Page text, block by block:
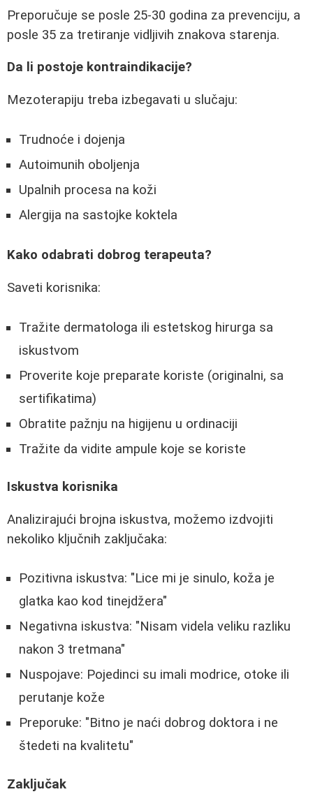
Preporučuje se posle 25-30 godina za prevenciju, a
posle 35 za tretiranje vidljivih znakova starenja.
Da li postoje kontraindikacije?
Mezoterapiju treba izbegavati u slučaju:
Trudnoće i dojenja
Autoimunih oboljenja
Upalnih procesa na koži
Alergija na sastojke koktela
Kako odabrati dobrog terapeuta?
Saveti korisnika:
Tražite dermatologa ili estetskog hirurga sa
iskustvom
Proverite koje preparate koriste (originalni, sa
sertifikatima)
Obratite pažnju na higijenu u ordinaciji
Tražite da vidite ampule koje se koriste
Iskustva korisnika
Analizirajući brojna iskustva, možemo izdvojiti
nekoliko ključnih zaključaka:
Pozitivna iskustva: "Lice mi je sinulo, koža je
glatka kao kod tinejdžera"
Negativna iskustva: "Nisam videla veliku razliku
nakon 3 tretmana"
Nuspojave: Pojedinci su imali modrice, otoke ili
perutanje kože
Preporuke: "Bitno je naći dobrog doktora i ne
štedeti na kvalitetu"
Zaključak